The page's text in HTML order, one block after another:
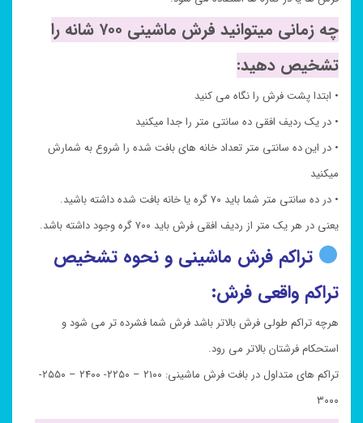
چه زمانی میتوانید فرش ماشینی ۷۰۰ شانه را
تشخیص دهید:
• ابتدا پشت فرش را نگاه می کنید
• در یک ردیف افقی ده سانتی متر را جدا میکنید
• در این ده سانتی متر تعداد خانه های بافت شده را شروع به شمارش
میکنید
• در ده سانتی متر شما باید ۷۰ گره یا خانه بافت شده داشته باشید.
یعنی در هر یک متر از ردیف افقی فرش باید ۷۰۰ گره وجود داشته باشد.
تراکم فرش ماشینی و نحوه تشخیص
تراکم واقعی فرش:
هرچه تراکم طولی فرش بالاتر باشد فرش شما فشرده تر می شود و
استحکام فرشتان بالاتر می رود.
تراکم های متداول در بافت فرش ماشینی: ۲۱۰۰ – ۲۲۵۰- ۲۴۰۰ – ۲۵۵۰-
۳۰۰۰